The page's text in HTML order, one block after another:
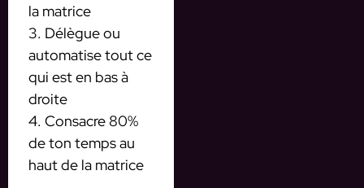
la matrice
3. Délègue ou
automatise tout ce
qui est en bas à
droite
4. Consacre 80%
de ton temps au
haut de la matrice